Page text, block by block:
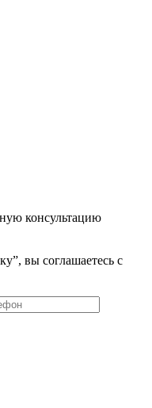
консультацию
вы соглашаетесь с